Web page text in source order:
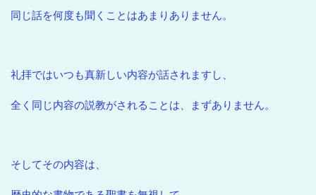
同じ話を何度も聞くことはあまりありません。
礼拝ではいつも真新しい内容が話されますし、
全く同じ内容の説教がされることは、まずありません。
そしてその内容は、